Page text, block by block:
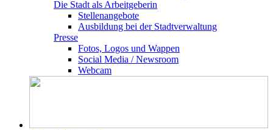
Die Stadt als Arbeitgeberin
Stellenangebote
Ausbildung bei der Stadtverwaltung
Presse
Fotos, Logos und Wappen
Social Media / Newsroom
Webcam